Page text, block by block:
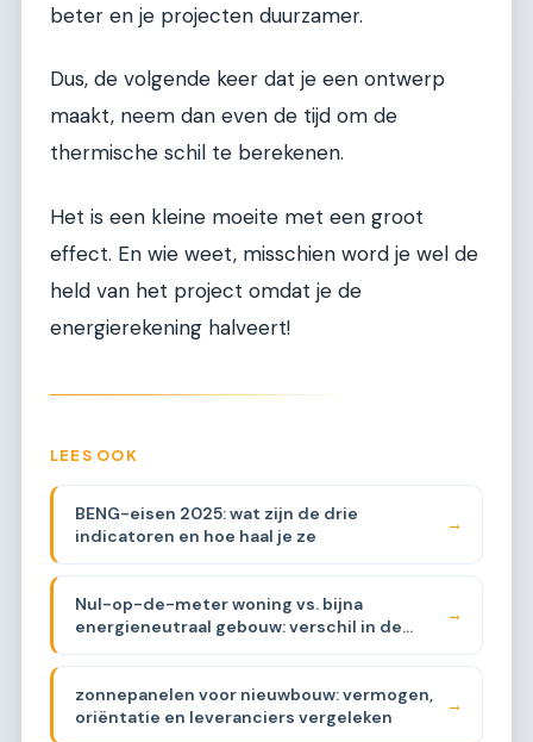
beter en je projecten duurzamer.
Dus, de volgende keer dat je een ontwerp
maakt, neem dan even de tijd om de
thermische schil te berekenen.
Het is een kleine moeite met een groot
effect. En wie weet, misschien word je wel de
held van het project omdat je de
energierekening halveert!
LEES OOK
BENG-eisen 2025: wat zijn de drie
indicatoren en hoe haal je ze
→
Nul-op-de-meter woning vs. bijna
energieneutraal gebouw: verschil in de
praktijk
→
zonnepanelen voor nieuwbouw: vermogen,
oriëntatie en leveranciers vergeleken
→